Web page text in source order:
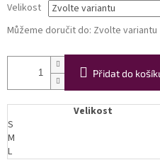
Velikost
Můžeme doručit do: Zvolte variantu
Přidat do
Velikost
S
M
L